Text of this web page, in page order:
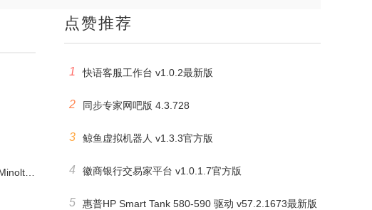
点赞推荐
1 快语客服工作台 v1.0.2最新版
2 同步专家网吧版 4.3.728
3 鲸鱼虚拟机器人 v1.3.3官方版
4 徽商银行交易家平台 v1.0.1.7官方版
5 惠普HP Smart Tank 580-590 驱动 v57.2.1673最新版